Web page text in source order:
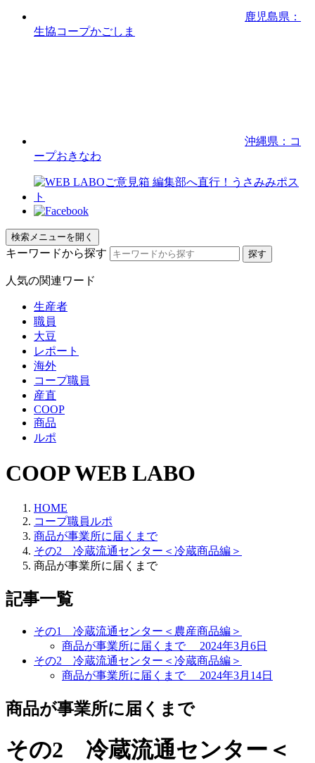
鹿児島県：
生協コープかごしま
沖縄県：コ
ープおきなわ
検索メニューを開く
キーワードから探す
人気の関連ワード
生産者
職員
大豆
レポート
海外
コープ職員
産直
COOP
商品
ルポ
COOP WEB LABO
HOME
コープ職員ルポ
商品が事業所に届くまで
その2 冷蔵流通センター＜冷蔵商品編＞
商品が事業所に届くまで
記事一覧
その1 冷蔵流通センター＜農産商品編＞
商品が事業所に届くまで
2024年3月6日
その2 冷蔵流通センター＜冷蔵商品編＞
商品が事業所に届くまで
2024年3月14日
商品が事業所に届くまで
その2 冷蔵流通センター＜